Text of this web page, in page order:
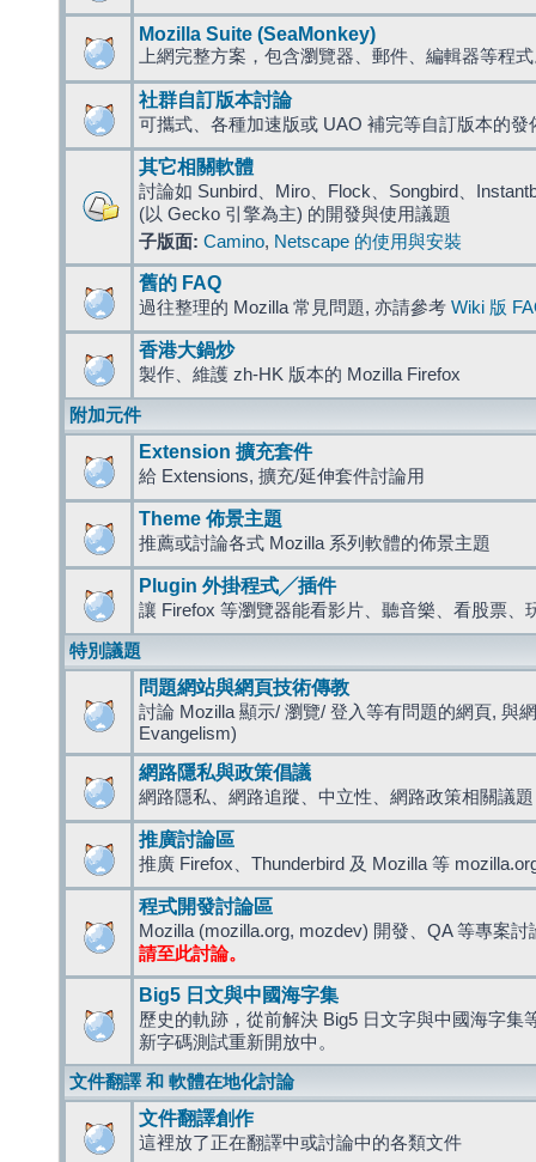
Mozilla Suite (SeaMonkey)
上網完整方案，包含瀏覽器、郵件、編輯器等程
社群自訂版本討論
可攜式、各種加速版或 UAO 補完等自訂版本的發
其它相關軟體
討論如 Sunbird、Miro、Flock、Songbird、
(以 Gecko 引擎為主) 的開發與使用議題
子版面: Camino, Netscape 的使用與安裝
舊的 FAQ
過往整理的 Mozilla 常見問題, 亦請參考 Wiki 版
香港大鍋炒
製作、維護 zh-HK 版本的 Mozilla Firefox
附加元件
Extension 擴充套件
給 Extensions, 擴充/延伸套件討論用
Theme 佈景主題
推薦或討論各式 Mozilla 系列軟體的佈景主題
Plugin 外掛程式╱插件
讓 Firefox 等瀏覽器能看影片、聽音樂、看股票、
特別議題
問題網站與網頁技術傳教
討論 Mozilla 顯示/ 瀏覽/ 登入等有問題的網頁, 與
Evangelism)
網路隱私與政策倡議
網路隱私、網路追蹤、中立性、網路政策相關議題
推廣討論區
推廣 Firefox、Thunderbird 及 Mozilla 等
程式開發討論區
Mozilla (mozilla.org, mozdev) 開發、QA 等專案討
請至此討論。
Big5 日文與中國海字集
歷史的軌跡，從前解決 Big5 日文字與中國海字集
新字碼測試重新開放中。
文件翻譯 和 軟體在地化討論
文件翻譯創作
這裡放了正在翻譯中或討論中的各類文件